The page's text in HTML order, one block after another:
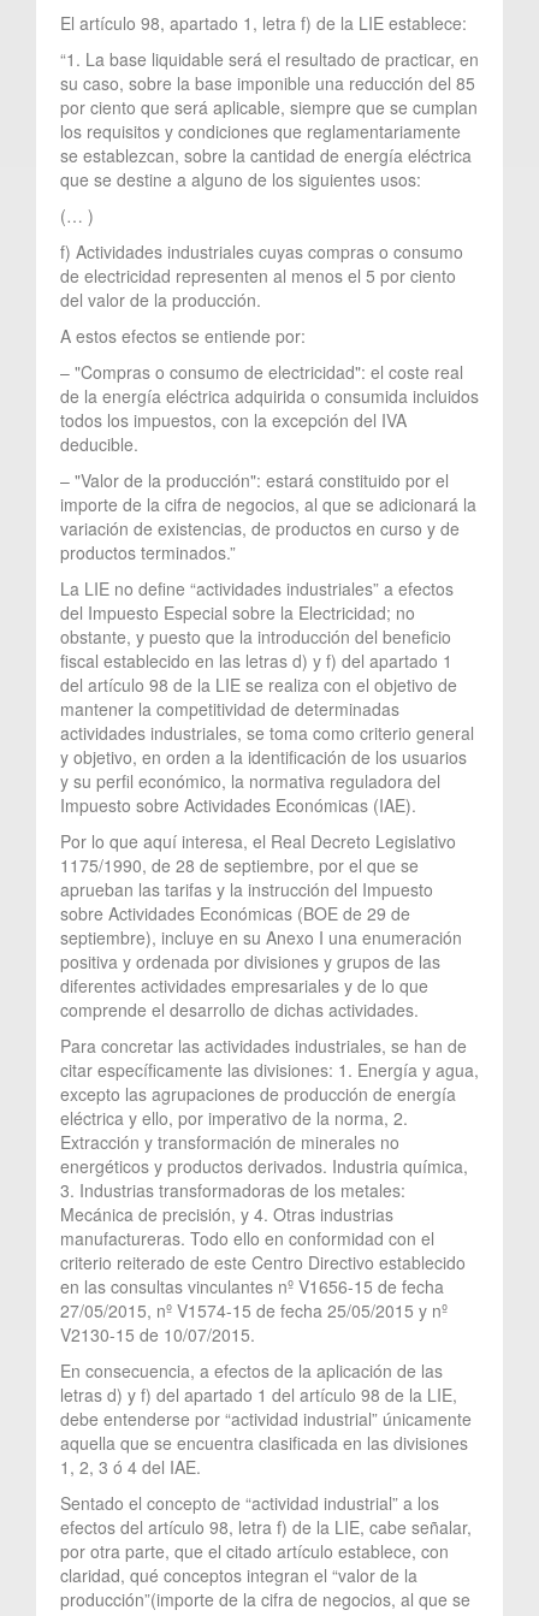
El artículo 98, apartado 1, letra f) de la LIE establece:
“1. La base liquidable será el resultado de practicar, en
su caso, sobre la base imponible una reducción del 85
por ciento que será aplicable, siempre que se cumplan
los requisitos y condiciones que reglamentariamente
se establezcan, sobre la cantidad de energía eléctrica
que se destine a alguno de los siguientes usos:
(… )
f) Actividades industriales cuyas compras o consumo
de electricidad representen al menos el 5 por ciento
del valor de la producción.
A estos efectos se entiende por:
– "Compras o consumo de electricidad": el coste real
de la energía eléctrica adquirida o consumida incluidos
todos los impuestos, con la excepción del IVA
deducible.
– "Valor de la producción": estará constituido por el
importe de la cifra de negocios, al que se adicionará la
variación de existencias, de productos en curso y de
productos terminados.”
La LIE no define “actividades industriales” a efectos
del Impuesto Especial sobre la Electricidad; no
obstante, y puesto que la introducción del beneficio
fiscal establecido en las letras d) y f) del apartado 1
del artículo 98 de la LIE se realiza con el objetivo de
mantener la competitividad de determinadas
actividades industriales, se toma como criterio general
y objetivo, en orden a la identificación de los usuarios
y su perfil económico, la normativa reguladora del
Impuesto sobre Actividades Económicas (IAE).
Por lo que aquí interesa, el Real Decreto Legislativo
1175/1990, de 28 de septiembre, por el que se
aprueban las tarifas y la instrucción del Impuesto
sobre Actividades Económicas (BOE de 29 de
septiembre), incluye en su Anexo I una enumeración
positiva y ordenada por divisiones y grupos de las
diferentes actividades empresariales y de lo que
comprende el desarrollo de dichas actividades.
Para concretar las actividades industriales, se han de
citar específicamente las divisiones: 1. Energía y agua,
excepto las agrupaciones de producción de energía
eléctrica y ello, por imperativo de la norma, 2.
Extracción y transformación de minerales no
energéticos y productos derivados. Industria química,
3. Industrias transformadoras de los metales:
Mecánica de precisión, y 4. Otras industrias
manufactureras. Todo ello en conformidad con el
criterio reiterado de este Centro Directivo establecido
en las consultas vinculantes nº V1656-15 de fecha
27/05/2015, nº V1574-15 de fecha 25/05/2015 y nº
V2130-15 de 10/07/2015.
En consecuencia, a efectos de la aplicación de las
letras d) y f) del apartado 1 del artículo 98 de la LIE,
debe entenderse por “actividad industrial” únicamente
aquella que se encuentra clasificada en las divisiones
1, 2, 3 ó 4 del IAE.
Sentado el concepto de “actividad industrial” a los
efectos del artículo 98, letra f) de la LIE, cabe señalar,
por otra parte, que el citado artículo establece, con
claridad, qué conceptos integran el “valor de la
producción”(importe de la cifra de negocios, al que se